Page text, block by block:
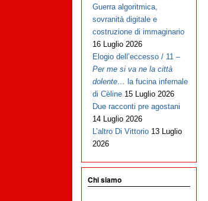
Guerra algoritmica,
sovranità digitale e
costruzione di immaginario
16 Luglio 2026
Elogio dell’eccesso / 11 –
Per me si va ne la città
dolente… la fucina infernale
di Cèline 15 Luglio 2026
Due racconti pre agostani
14 Luglio 2026
L’altro Di Vittorio 13 Luglio
2026
Chi siamo